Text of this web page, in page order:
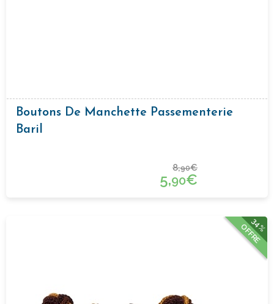
Boutons De Manchette Passementerie
Baril
8,90€
5,90€
34%
OFFRE